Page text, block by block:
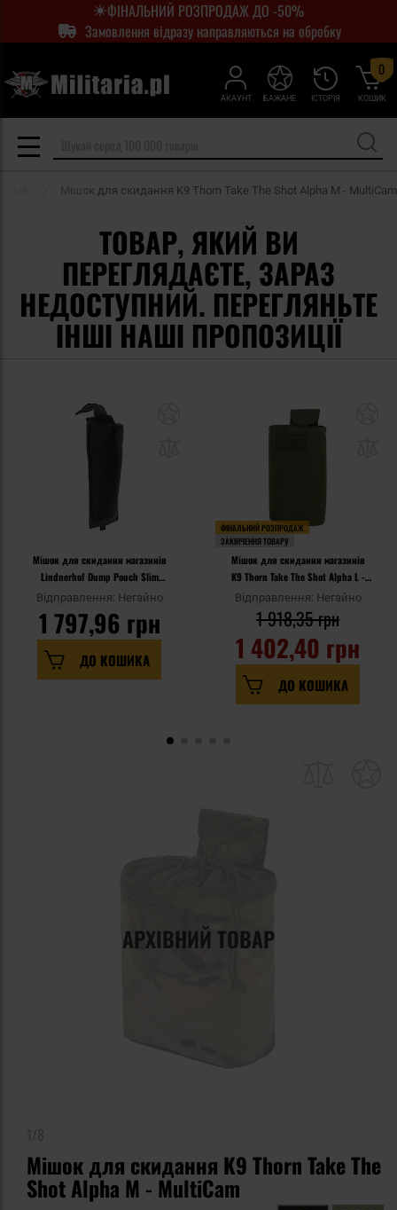
ФІНАЛЬНИЙ РОЗПРОДАЖ ДО -50%
Замовлення відразу направляються на обробку
АКАУНТ ІСТОРІЯ
БАЖАНЕ КОШИК
0
Мішок для скидання K9 Thorn Take The Shot Alpha M - MultiCam
ТОВАР, ЯКИЙ ВИ
ПЕРЕГЛЯДАЄТЕ, ЗАРАЗ
НЕДОСТУПНИЙ. ПЕРЕГЛЯНЬТЕ
ІНШІ НАШІ ПРОПОЗИЦІЇ
Мішок для скидання магазинів
Lindnerhof Dump Pouch Slim
MX062 - Black
Відправлення: Негайно
1 797,96 грн
ДО КОШИКА
ФІНАЛЬНИЙ РОЗПРОДАЖ
ЗАКІНЧЕННЯ ТОВАРУ
Мішок для скидання магазинів
K9 Thorn Take The Shot Alpha L -
Оливковий
Відправлення: Негайно
1 402,40 грн
1 918,35 грн
ДО КОШИКА
АРХІВНИЙ ТОВАР
Мішок для скидання K9 Thorn Take The
Shot Alpha M - MultiCam